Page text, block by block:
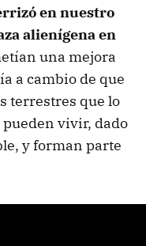
en nuestro
alienígena en
una mejora
a cambio de que
terrestres que lo
pueden vivir, dado
y forman parte